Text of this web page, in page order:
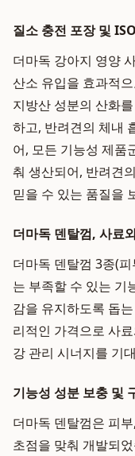
질소 충전 포장 및
더마독 강아지 영양
산소 유입을 효과적
지방산 성분의 산화
하고, 반려견의 체내
어, 모든 기능성 제품
춰 생산되어, 반려견
믿을 수 있는 품질을
더마독 덴탈껌, 사료
더마독 덴탈껌 3종(
는 부족할 수 있는 기
감을 유지하도록 돕
리적인 가격으로 사
강 관리 시너지를 기
기능성 성분 보충 및
더마독 덴탈껌은 피
초점을 맞춰 개발되